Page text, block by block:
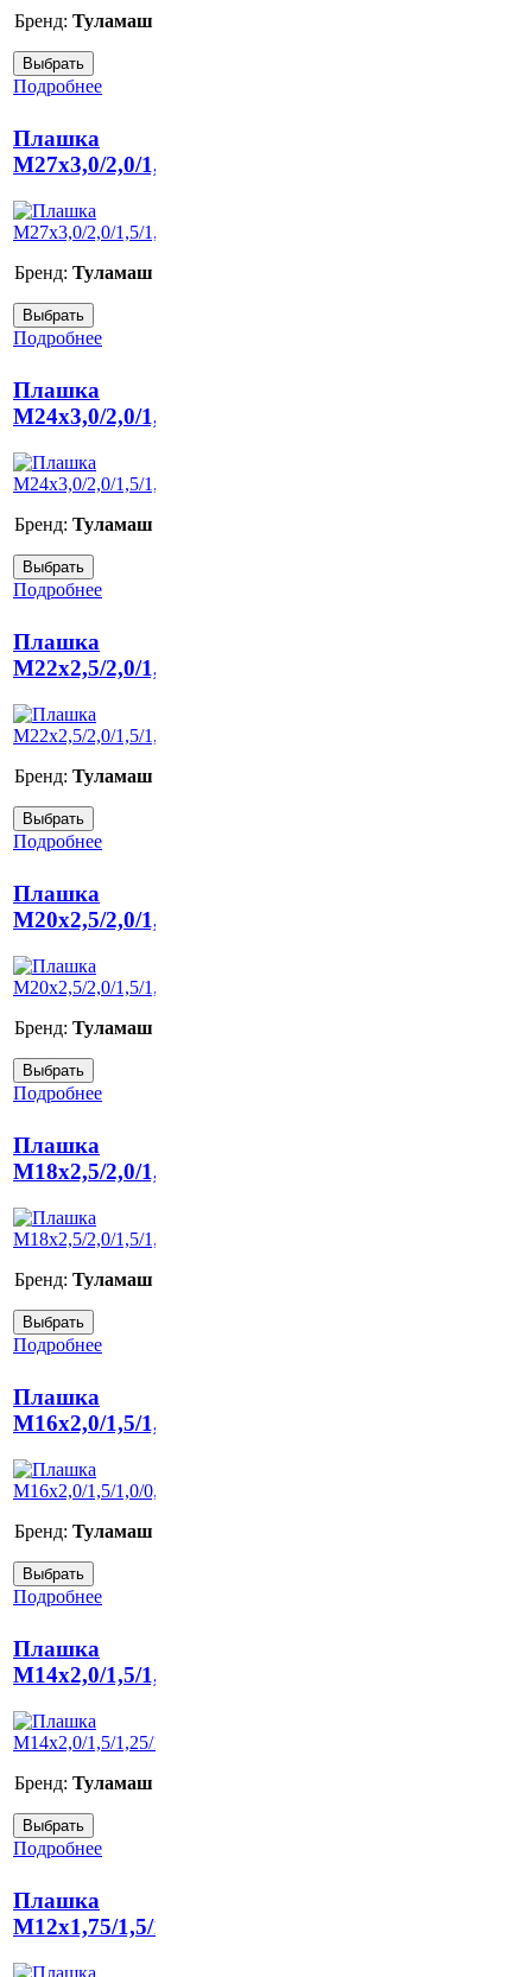
Бренд: Туламаш
Подробнее
Плашка
М27х3,0/2,0/1,5/1,0/0,75
Бренд: Туламаш
Подробнее
Плашка
М24х3,0/2,0/1,5/1,0
Бренд: Туламаш
Подробнее
Плашка
М22х2,5/2,0/1,5/1,0
Бренд: Туламаш
Подробнее
Плашка
M20x2,5/2,0/1,5/1,0/0,75/0,5
Бренд: Туламаш
Подробнее
Плашка
M18х2,5/2,0/1,5/1,0/0,75/0,5
Бренд: Туламаш
Подробнее
Плашка
M16x2,0/1,5/1,0/0,75/0,5
Бренд: Туламаш
Подробнее
Плашка
М14х2,0/1,5/1,25/1,0/0,75/0,5
Бренд: Туламаш
Подробнее
Плашка
M12x1,75/1,5/1,25/1,0/0,75/0,5